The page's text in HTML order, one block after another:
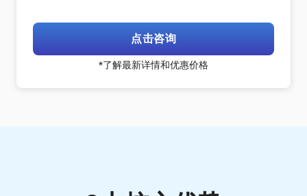
点击咨询
*了解最新详情和优惠价格